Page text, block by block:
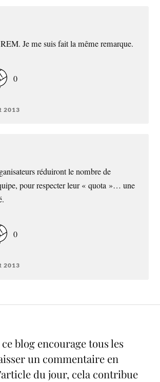
Je me suis fait la même remarque.
0
2013
réduiront le nombre de
pour respecter leur « quota »… une
0
2013
ce blog encourage tous les
un commentaire en
du jour, cela contribue